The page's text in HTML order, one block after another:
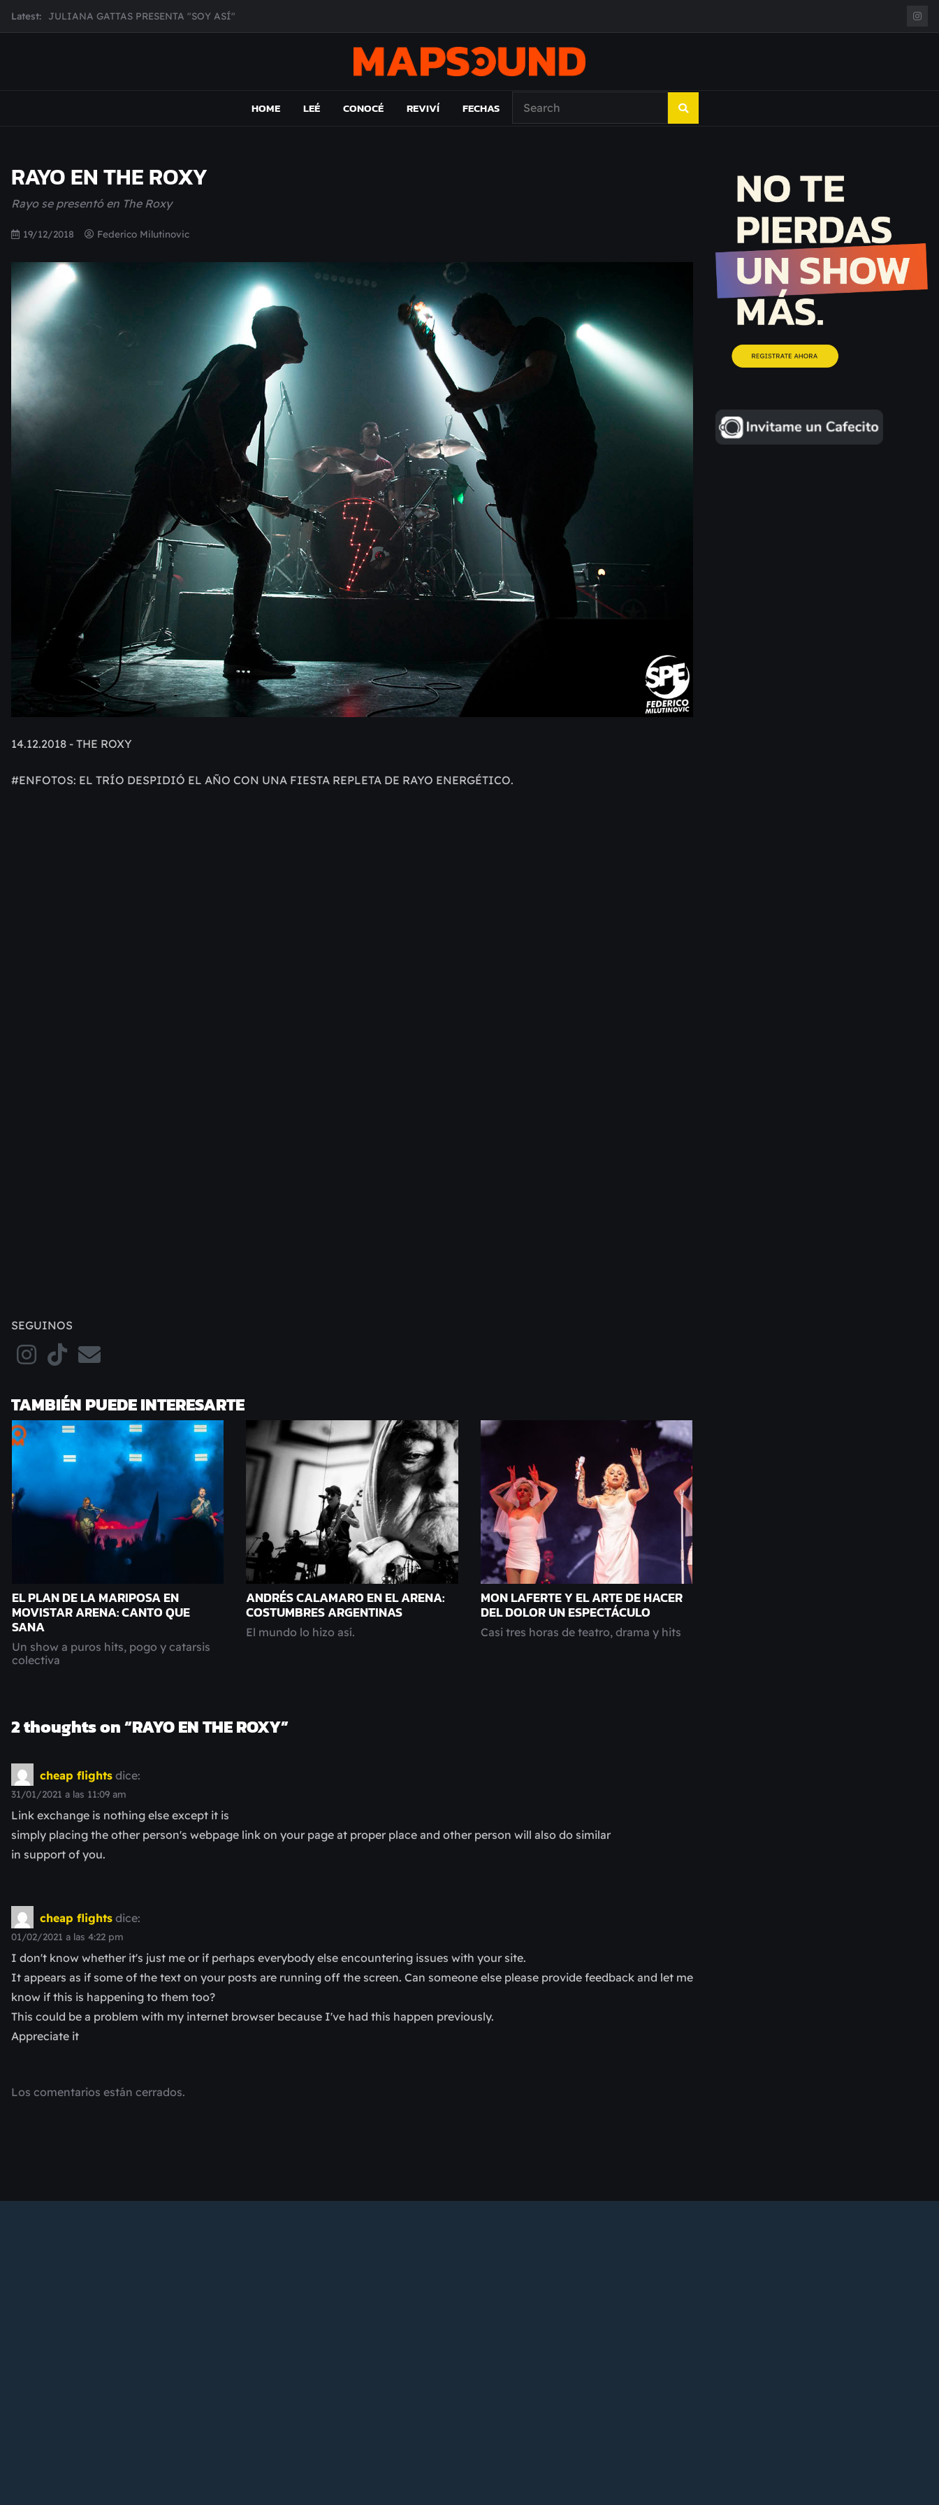
Latest:
JULIANA GATTAS PRESENTA "SOY ASÍ"
MAR MARZO PRESENTA EFECTOS ADVERSOS SU NUEVO ÁLBUM
Broke Carrey se prepara para salir de gira en HIJO DEL PAÍS: EL ENSAYO
CHECHI DE MARCOS ANUNCIA SU NUEVO DISCO DESDE EL LAMC
HOME LEÉ CONOCÉ REVIVÍ FECHAS
RAYO EN THE ROXY
Rayo se presentó en The Roxy
19/12/2018 Federico Milutinovic
14.12.2018 - THE ROXY
#ENFOTOS: EL TRÍO DESPIDIÓ EL AÑO CON UNA FIESTA REPLETA DE RAYO ENERGÉTICO.
SEGUINOS
TAMBIÉN PUEDE INTERESARTE
EL PLAN DE LA MARIPOSA EN
MOVISTAR ARENA: CANTO QUE
SANA
Un show a puros hits, pogo y catarsis
colectiva
ANDRÉS CALAMARO EN EL ARENA:
COSTUMBRES ARGENTINAS
El mundo lo hizo así.
MON LAFERTE Y EL ARTE DE HACER
DEL DOLOR UN ESPECTÁCULO
Casi tres horas de teatro, drama y hits
2 thoughts on “RAYO EN THE ROXY”
cheap flights dice:
31/01/2021 a las 11:09 am
Link exchange is nothing else except it is
simply placing the other person's webpage link on your page at proper place and other person will also do similar
in support of you.
cheap flights dice:
01/02/2021 a las 4:22 pm
I don't know whether it's just me or if perhaps everybody else encountering issues with your site.
It appears as if some of the text on your posts are running off the screen. Can someone else please provide feedback and let me
know if this is happening to them too?
This could be a problem with my internet browser because I've had this happen previously.
Appreciate it
Los comentarios están cerrados.